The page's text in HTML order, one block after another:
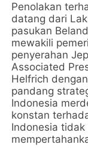
Penolakan
datang dari
pasukan
mewakili
penyerahan
Associated
Helfrich
pandang
Indonesia
konstan
Indonesia